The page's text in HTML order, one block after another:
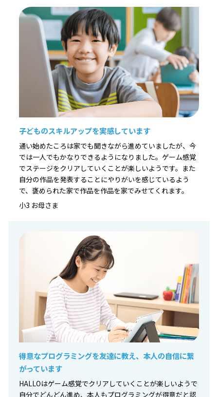
子どものスキルアップを実感しています
通い始めたころは家でも聞きながら進めていましたが、今
では一人でもかなりできるようになりました。ゲーム感覚
でステージをクリアしていくことが楽しいようです。また
自分の作品を発表することにやりがいを感じているよう
で、褒められた家で作品を作品を家でみせてくれます。
小3 お母さま
得意なプログラミングを友達に教え、本人の自信に繋
がっています
HALLOはゲーム感覚でクリアしていくことが楽しいようで
自分でどんどん進め、本人もプログラミングが得意だと認